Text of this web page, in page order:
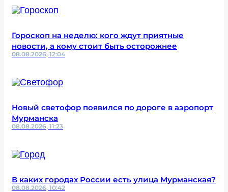
Гороскоп на неделю: кого ждут приятные
новости, а кому стоит быть осторожнее
08.08.2026, 12:04
Новый светофор появился по дороге в аэропорт
Мурманска
08.08.2026, 11:23
В каких городах России есть улица Мурманская?
08.08.2026, 10:42